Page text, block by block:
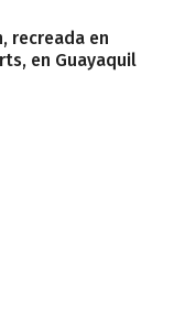
recreada en
en Guayaquil